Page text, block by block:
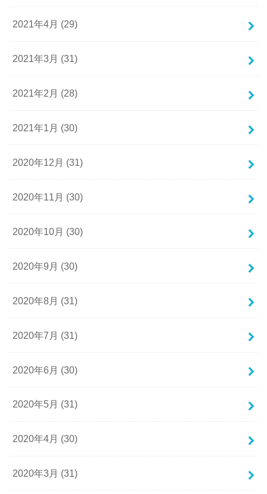
2021年4月 (29)
2021年3月 (31)
2021年2月 (28)
2021年1月 (30)
2020年12月 (31)
2020年11月 (30)
2020年10月 (30)
2020年9月 (30)
2020年8月 (31)
2020年7月 (31)
2020年6月 (30)
2020年5月 (31)
2020年4月 (30)
2020年3月 (31)